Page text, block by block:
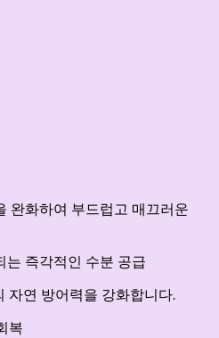
완화하여 부드럽고 매끄러운
는 즉각적인 수분 공급
자연 방어력을 강화합니다.
복